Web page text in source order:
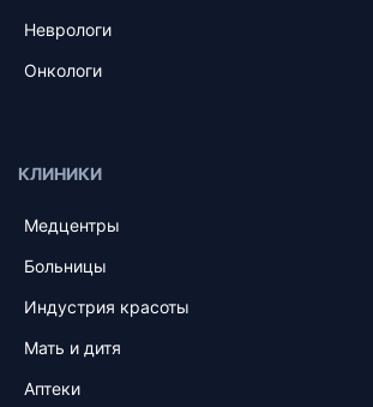
Неврологи
Онкологи
КЛИНИКИ
Медцентры
Больницы
Индустрия красоты
Мать и дитя
Аптеки